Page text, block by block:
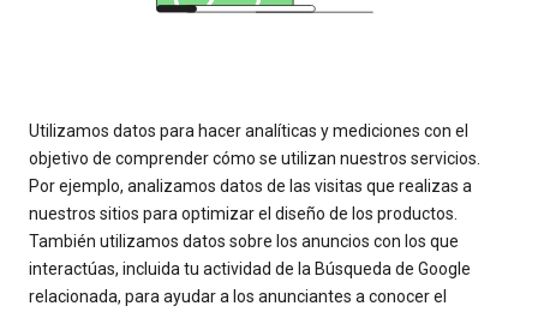
Utilizamos datos para hacer analíticas y mediciones con el
objetivo de comprender cómo se utilizan nuestros servicios.
Por ejemplo, analizamos datos de las visitas que realizas a
nuestros sitios para optimizar el diseño de los productos.
También utilizamos datos sobre los anuncios con los que
interactúas, incluida tu actividad de la Búsqueda de Google
relacionada, para ayudar a los anunciantes a conocer el